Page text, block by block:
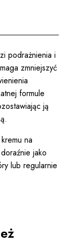
podrażnienia i
zmniejszyć
formule
ją
na
jako
lub regularnie